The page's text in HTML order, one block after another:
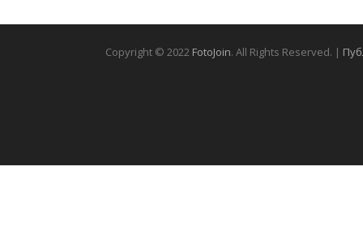
Copyright © 2022 FotoJoin. All Rights Reserved. |